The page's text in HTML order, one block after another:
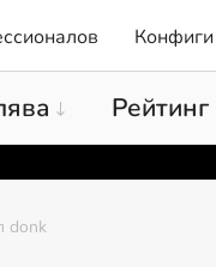
Рейтинг
donk